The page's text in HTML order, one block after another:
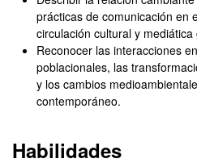
prácticas de comunicación en
circulación cultural y mediática
Reconocer las interacciones
poblacionales, las
y los cambios
contemporáneo.
Habilidades